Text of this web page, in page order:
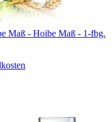
Maß - Hoibe Maß - 1-fbg.